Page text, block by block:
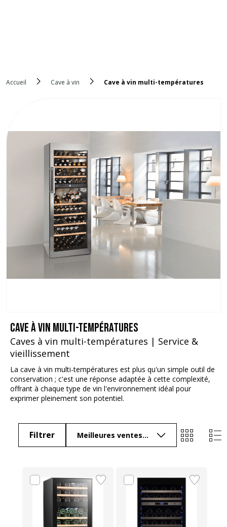
Accueil Cave à vin Cave à vin multi-températures
Cave à vin multi-températures
Caves à vin multi-températures | Service &
vieillissement
La cave à vin multi-températures est plus qu'un simple outil de
conservation ; c'est une réponse adaptée à cette complexité,
offrant à chaque type de vin l'environnement idéal pour
exprimer pleinement son potentiel.
Filtrer Meilleures ventes...